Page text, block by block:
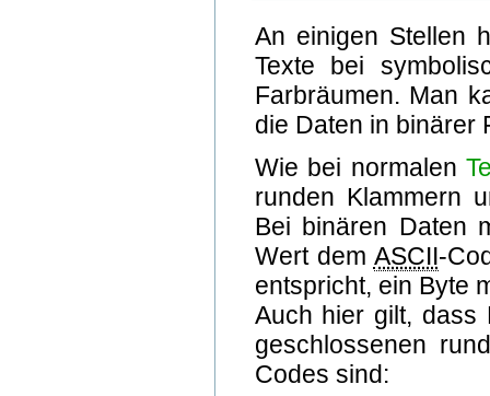
An einigen Stellen
Texte bei
Farbräumen. Man
die Daten in binärer
Wie bei normalen
runden Klammern
Bei binären Daten
Wert dem ASCII-
entspricht, ein Byte
Auch hier gilt, dass
geschlossenen
Codes sind: